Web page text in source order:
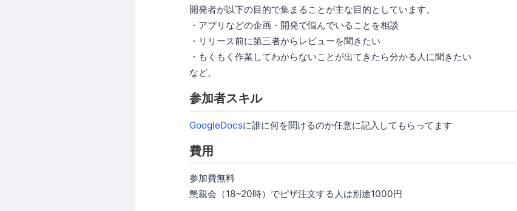
開発者が以下の目的で集まることが主な目的としています。
・アプリなどの企画・開発で悩んでいることを相談
・リリース前に第三者からレビューを聞きたい
・もくもく作業してわからないことが出てきたら分かる人に聞きたい
など。
参加者スキル
GoogleDocsに誰に何を聞けるのか任意に記入してもらってます
費用
参加費無料
懇親会（18~20時）でピザ注文する人は別途1000円